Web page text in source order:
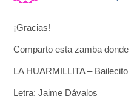
¡Gracias!
Comparto esta zamba donde
LA HUARMILLITA – Bailecito
Letra: Jaime Dávalos